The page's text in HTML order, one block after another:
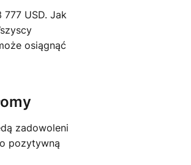
USD. Jak
osiągnąć
zadowoleni
pozytywną